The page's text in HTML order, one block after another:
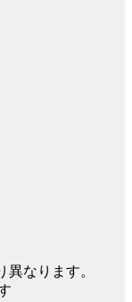
なります。